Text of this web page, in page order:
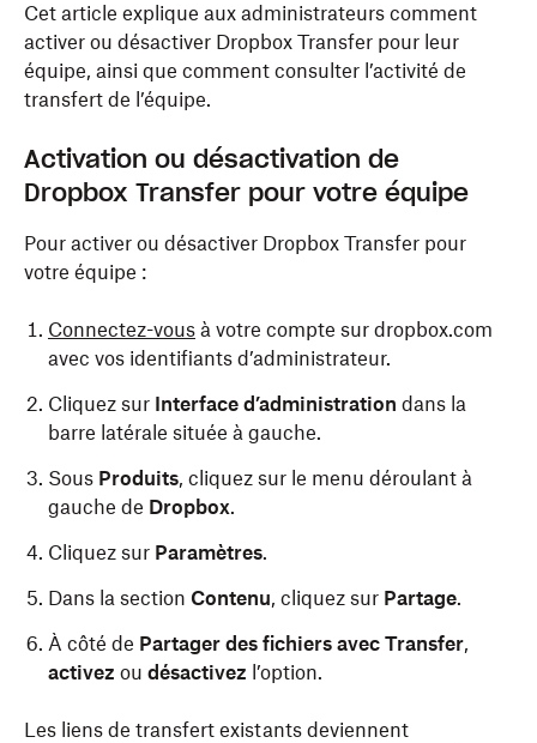
Cet article explique aux administrateurs comment
activer ou désactiver Dropbox Transfer pour leur
équipe, ainsi que comment consulter l’activité de
transfert de l’équipe.
Activation ou désactivation de
Dropbox Transfer pour votre équipe
Pour activer ou désactiver Dropbox Transfer pour
votre équipe :
Connectez-vous à votre compte sur dropbox.com
avec vos identifiants d’administrateur.
Cliquez sur Interface d’administration dans la
barre latérale située à gauche.
Sous Produits, cliquez sur le menu déroulant à
gauche de Dropbox.
Cliquez sur Paramètres.
Dans la section Contenu, cliquez sur Partage.
À côté de Partager des fichiers avec Transfer,
activez ou désactivez l’option.
Les liens de transfert existants deviennent